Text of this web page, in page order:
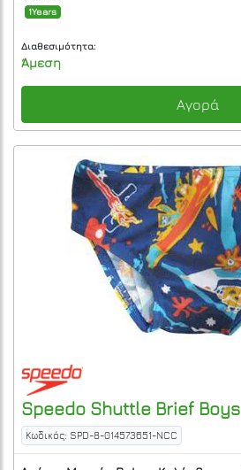
1Years
Διαθεσιμότητα:
Άμεση
Αγορά
Speedo Shuttle Brief Boys
Κωδικός: SPD-8-014573651-NCC